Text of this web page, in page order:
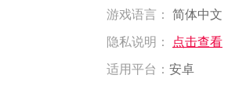
游戏语言： 简体中文
隐私说明： 点击查看
适用平台： 安卓